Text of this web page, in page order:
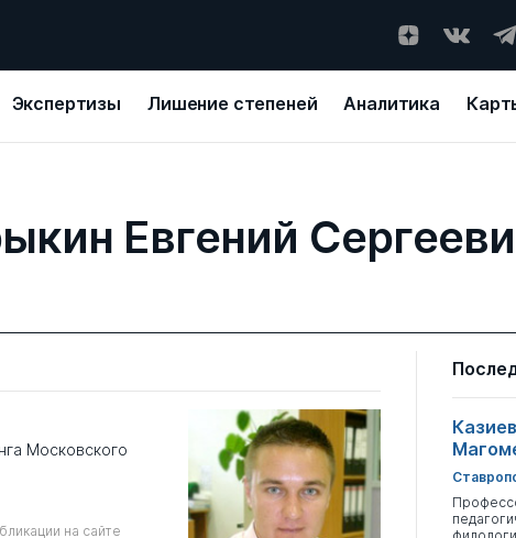
Экспертизы Лишение степеней Аналитика
Евгений
Московского
на сайте